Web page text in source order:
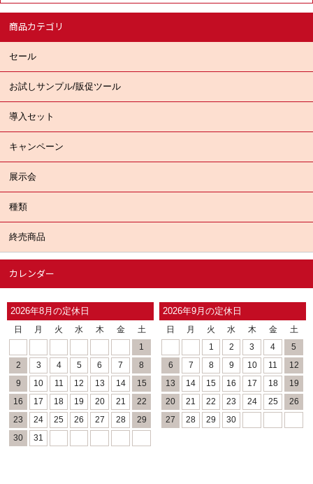
商品カテゴリ
セール
お試しサンプル/販促ツール
導入セット
キャンペーン
展示会
種類
終売商品
カレンダー
2026年8月の定休日
日 月 火 水 木 金
土
1
2
3 4 5 6 7
8
9
10 11 12 13 14
15
16
17 18 19 20 21
22
23
24 25 26 27 28
29
30
31
2026年9月の定休日
日 月 火 水 木 金
土
1
2 3 4
5
6
7 8 9 10 11
12
13
14 15 16 17 18
19
20
21 22 23 24 25
26
27
28 29 30